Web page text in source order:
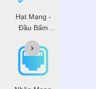
Hạt Mạng -
Đầu Bấm